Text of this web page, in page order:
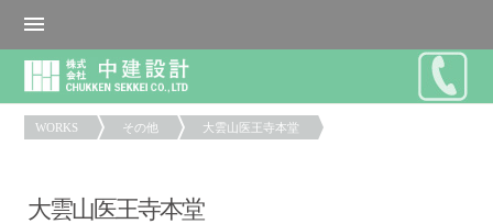
WORKS その他 大雲山医王寺本堂
大雲山医王寺本堂